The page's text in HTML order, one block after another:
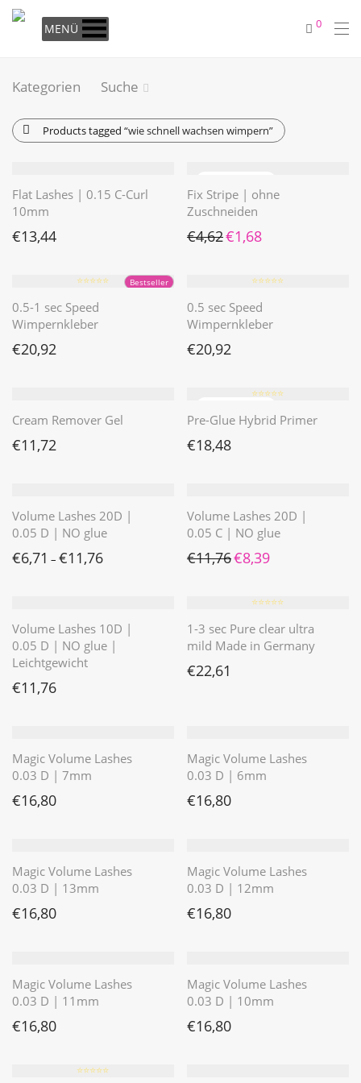
MENÜ 0
Kategorien Suche
Products tagged “wie schnell wachsen wimpern”
Flat Lashes | 0.15 C-Curl
10mm
€13,44
Fix Stripe | ohne
Zuschneiden
€4,62 Ursprünglicher Preis war:
€1,68
Bestseller
⭐️⭐️⭐️⭐️⭐️
0.5-1 sec Speed
Wimpernkleber
€20,92
⭐️⭐️⭐️⭐️⭐️
0.5 sec Speed
Wimpernkleber
€20,92
Cream Remover Gel
€11,72
⭐️⭐️⭐️⭐️⭐️
Pre-Glue Hybrid Primer
€18,48
Volume Lashes 20D |
0.05 D | NO glue
€6,71 – €11,76
Volume Lashes 20D |
0.05 C | NO glue
€11,76 Ursprünglicher Preis war:
€8,39Aktueller Preis ist:
Volume Lashes 10D |
0.05 D | NO glue |
Leichtgewicht
€11,76
⭐️⭐️⭐️⭐️⭐️
1-3 sec Pure clear ultra
mild Made in Germany
€22,61
Magic Volume Lashes
0.03 D | 7mm
€16,80
Magic Volume Lashes
0.03 D | 6mm
€16,80
Magic Volume Lashes
0.03 D | 13mm
€16,80
Magic Volume Lashes
0.03 D | 12mm
€16,80
Magic Volume Lashes
0.03 D | 11mm
€16,80
Magic Volume Lashes
0.03 D | 10mm
€16,80
⭐️⭐️⭐️⭐️⭐️